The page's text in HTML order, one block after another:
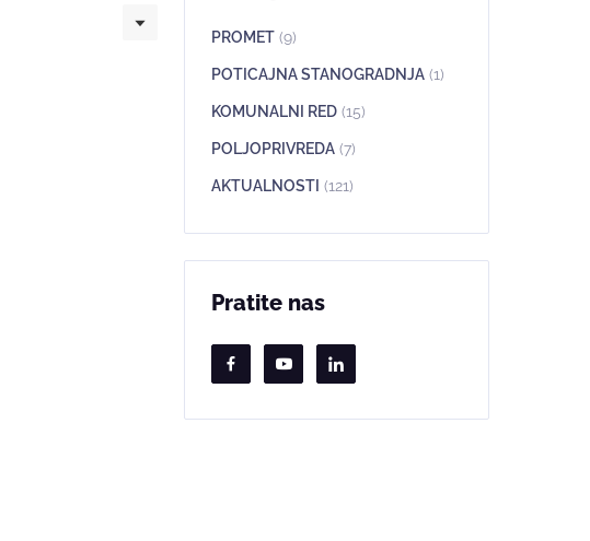
PROMET (9)
POTICAJNA STANOGRADNJA (1)
KOMUNALNI RED (15)
POLJOPRIVREDA (7)
AKTUALNOSTI (121)
Pratite nas